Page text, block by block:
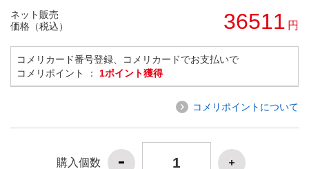
ネット販売
価格（税込）
36511 円
コメリカード番号登録、コメリカードでお支払いで
コメリポイント ： 1ポイント獲得
コメリポイントについて
購入個数